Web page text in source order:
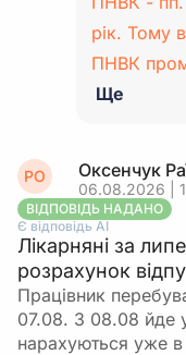
рік. Тому
ПНВК
Ще
РО Оксенчук
06.08.2026 |
ВІДПОВІДЬ НАДАНО
Є відповідь АІ
Лікарняні за
розрахунок
Працівник
07.08. З 08.08 йде
нарахуються уже в